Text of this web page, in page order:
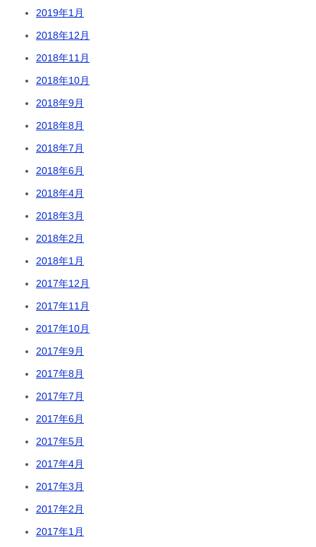
2019年1月
2018年12月
2018年11月
2018年10月
2018年9月
2018年8月
2018年7月
2018年6月
2018年4月
2018年3月
2018年2月
2018年1月
2017年12月
2017年11月
2017年10月
2017年9月
2017年8月
2017年7月
2017年6月
2017年5月
2017年4月
2017年3月
2017年2月
2017年1月